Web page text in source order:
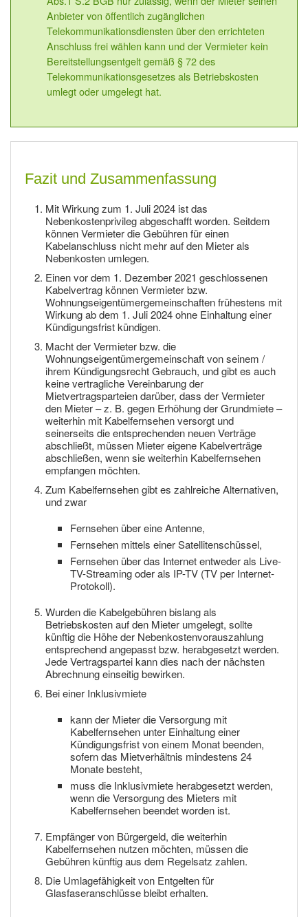
Anbieter von öffentlich zugänglichen
Telekommunikationsdiensten über den errichteten
Anschluss frei wählen kann und der Vermieter kein
Bereitstellungsentgelt gemäß § 72 des
Telekommunikationsgesetzes als Betriebskosten
umlegt oder umgelegt hat.
Fazit und Zusammenfassung
Mit Wirkung zum 1. Juli 2024 ist das
Nebenkostenprivileg abgeschafft worden. Seitdem
können Vermieter die Gebühren für einen
Kabelanschluss nicht mehr auf den Mieter als
Nebenkosten umlegen.
Einen vor dem 1. Dezember 2021 geschlossenen
Kabelvertrag können Vermieter bzw.
Wohnungseigentümergemeinschaften frühestens mit
Wirkung ab dem 1. Juli 2024 ohne Einhaltung einer
Kündigungsfrist kündigen.
Macht der Vermieter bzw. die
Wohnungseigentümergemeinschaft von seinem /
ihrem Kündigungsrecht Gebrauch, und gibt es auch
keine vertragliche Vereinbarung der
Mietvertragsparteien darüber, dass der Vermieter
den Mieter – z. B. gegen Erhöhung der Grundmiete –
weiterhin mit Kabelfernsehen versorgt und
seinerseits die entsprechenden neuen Verträge
abschließt, müssen Mieter eigene Kabelverträge
abschließen, wenn sie weiterhin Kabelfernsehen
empfangen möchten.
Zum Kabelfernsehen gibt es zahlreiche Alternativen,
und zwar
Fernsehen über eine Antenne,
Fernsehen mittels einer Satellitenschüssel,
Fernsehen über das Internet entweder als Live-
TV-Streaming oder als IP-TV (TV per Internet-
Protokoll).
Wurden die Kabelgebühren bislang als
Betriebskosten auf den Mieter umgelegt, sollte
künftig die Höhe der Nebenkostenvorauszahlung
entsprechend angepasst bzw. herabgesetzt werden.
Jede Vertragspartei kann dies nach der nächsten
Abrechnung einseitig bewirken.
Bei einer Inklusivmiete
kann der Mieter die Versorgung mit
Kabelfernsehen unter Einhaltung einer
Kündigungsfrist von einem Monat beenden,
sofern das Mietverhältnis mindestens 24
Monate besteht,
muss die Inklusivmiete herabgesetzt werden,
wenn die Versorgung des Mieters mit
Kabelfernsehen beendet worden ist.
Empfänger von Bürgergeld, die weiterhin
Kabelfernsehen nutzen möchten, müssen die
Gebühren künftig aus dem Regelsatz zahlen.
Die Umlagefähigkeit von Entgelten für
Glasfaseranschlüsse bleibt erhalten.